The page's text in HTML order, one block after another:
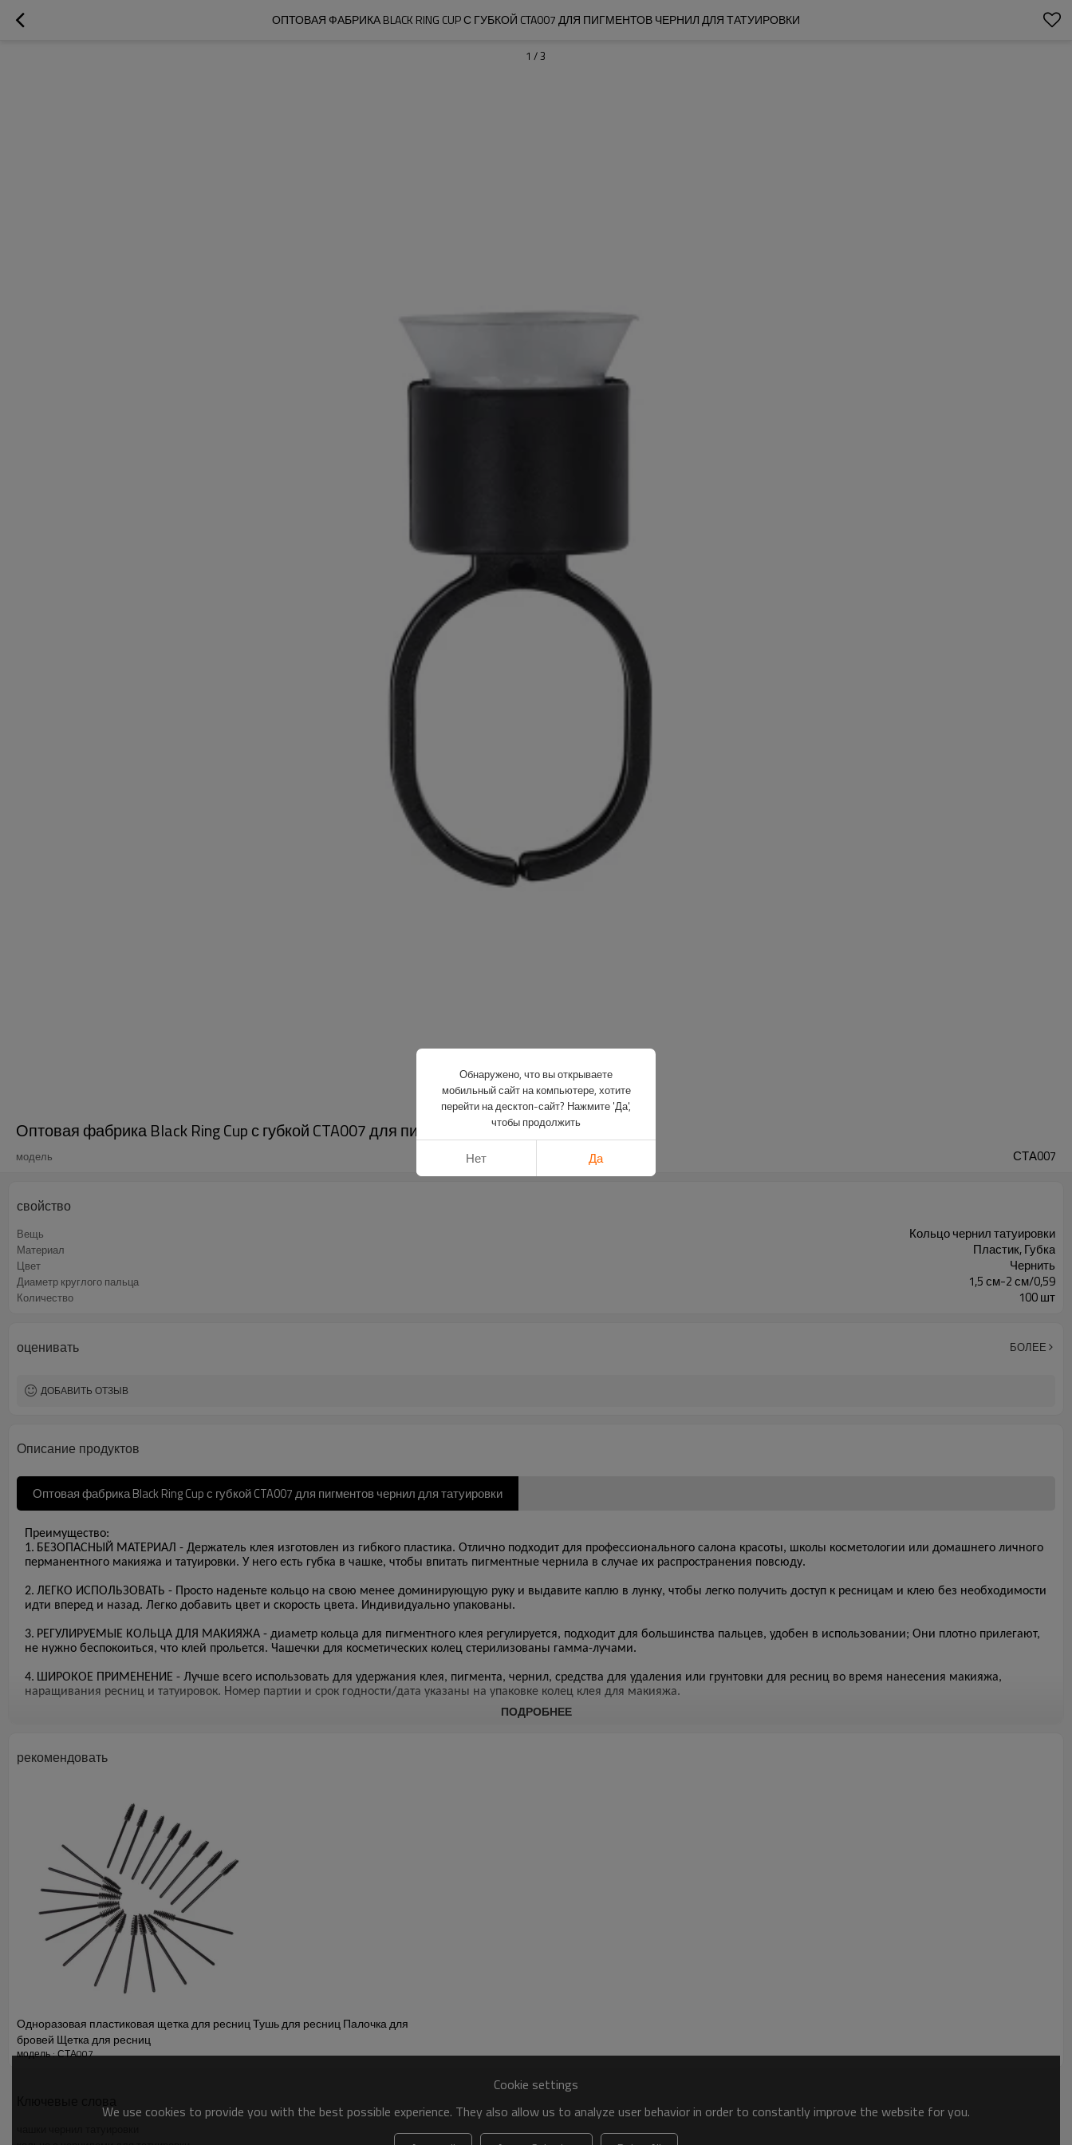
ОПТОВАЯ ФАБРИКА BLACK RING CUP С ГУБКОЙ CTA007 ДЛЯ ПИГМЕНТОВ ЧЕРНИЛ ДЛЯ ТАТУИРОВКИ
1 /3
Оптовая фабрика Black Ring Cup с губкой CTA007 для пигментов чернил для татуировки
модель СТА007
свойство
Вещь Кольцо чернил татуировки
Материал Пластик, Губка
Цвет Чернить
Диаметр круглого пальца 1,5 см-2 см/0,59
Количество 100 шт
оценивать БОЛЕЕ
ДОБАВИТЬ ОТЗЫВ
Описание продуктов
Оптовая фабрика Black Ring Cup с губкой CTA007 для пигментов чернил для татуировки
Преимущество:
1. БЕЗОПАСНЫЙ МАТЕРИАЛ - Держатель клея изготовлен из гибкого пластика. Отлично подходит для профессионального салона красоты, школы косметологии или домашнего личного
перманентного макияжа и татуировки. У него есть губка в чашке, чтобы впитать пигментные чернила в случае их распространения повсюду.
2. ЛЕГКО ИСПОЛЬЗОВАТЬ - Просто наденьте кольцо на свою менее доминирующую руку и выдавите каплю в лунку, чтобы легко получить доступ к ресницам и клею без необходимости
идти вперед и назад. Легко добавить цвет и скорость цвета. Индивидуально упакованы.
3. РЕГУЛИРУЕМЫЕ КОЛЬЦА ДЛЯ МАКИЯЖА - диаметр кольца для пигментного клея регулируется, подходит для большинства пальцев, удобен в использовании; Они плотно прилегают,
не нужно беспокоиться, что клей прольется. Чашечки для косметических колец стерилизованы гамма-лучами.
4. ШИРОКОЕ ПРИМЕНЕНИЕ - Лучше всего использовать для удержания клея, пигмента, чернил, средства для удаления или грунтовки для ресниц во время нанесения макияжа,
наращивания ресниц и татуировок. Номер партии и срок годности/дата указаны на упаковке колец клея для макияжа.
2. Диаметр кольца на пальце регулируется, подходит для большинства пальцев, удобен в использовании; Они плотно прилегают, не нужно беспокоиться, что клей прольется.
Каковы технические характеристики колец для макияжа?
- Состояние: 100% новый - Цвет: черный+белый
- Материал: гибкий пластик.
-Количество: 100 штук пигментных клеевых колец с губкой
ПОДРОБНЕЕ
рекомендовать
Одноразовая пластиковая щетка для ресниц Тушь для ресниц Палочка для
бровей Щетка для ресниц
модель : СТА007
Cookie settings
We use cookies to provide you with the best possible experience. They also allow us to analyze user behavior in order to constantly improve the website for you.
Обнаружено, что вы открываете
мобильный сайт на компьютере, хотите
перейти на десктоп-сайт? Нажмите 'Да',
чтобы продолжить
Нет Да